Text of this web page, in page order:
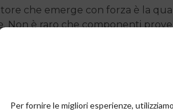
Per fornire le migliori esperienze,
che emerge con forza è la
Non è raro che componenti
problemi di origine, o
in uno dei suoi white paper
insiste sull’importanza
audit dei fornitori, certificazioni.